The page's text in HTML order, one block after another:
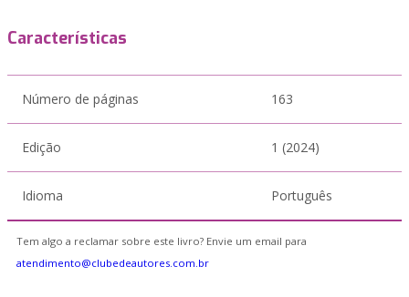
Características
Número de páginas 163
Edição 1 (2024)
Idioma Português
Tem algo a reclamar sobre este livro? Envie um email para
atendimento@clubedeautores.com.br